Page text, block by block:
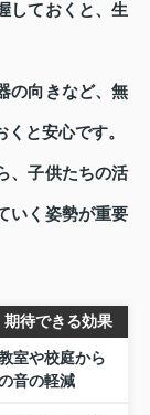
しておくと、生
の向きなど、無
と安心です。
、子供たちの活
いく姿勢が重要
期待できる効果
室や校庭から
音の軽減